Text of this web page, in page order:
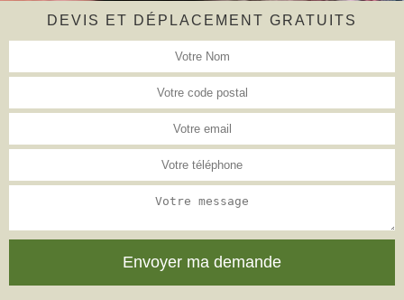
DEVIS ET DÉPLACEMENT GRATUITS